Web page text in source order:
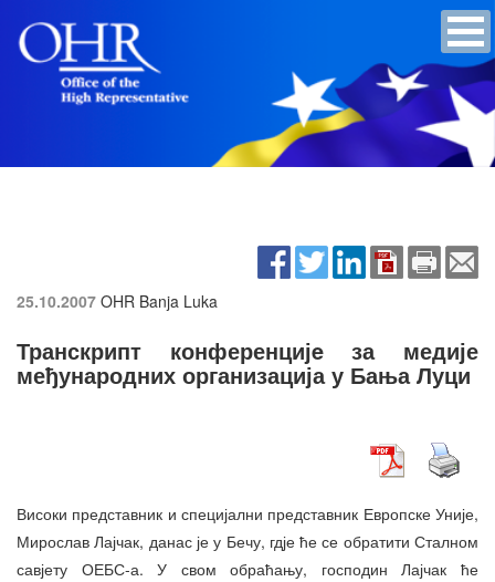
25.10.2007 OHR Banja Luka
Транскрипт конференцијe за медије
међународних организација у Бања Луци
Високи представник и специјални представник Европске Уније,
Мирослав Лајчак, данас је у Бечу, гдје ће се обратити Сталном
савјету ОЕБС-а. У свом обраћању, господин Лајчак ће